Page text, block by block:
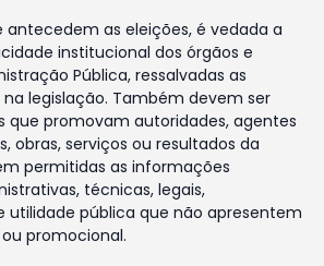
antecedem as eleições, é vedada a
institucional dos órgãos e
Pública, ressalvadas as
legislação. Também devem ser
que promovam autoridades, agentes
obras, serviços ou resultados da
permitidas as informações
técnicas, legais,
utilidade pública que não apresentem
promocional.